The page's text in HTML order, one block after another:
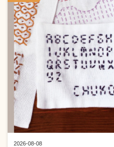
2026-08-08